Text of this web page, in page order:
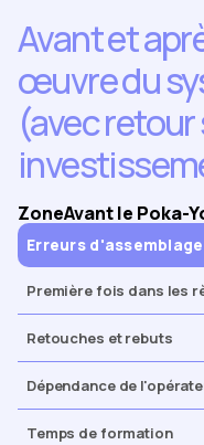
Avant et
œuvre du
(avec retour
ZoneAvant le Poka-
Erreurs d'assemblage
Première fois dans les
Retouches et rebuts
Dépendance de
Temps de formation